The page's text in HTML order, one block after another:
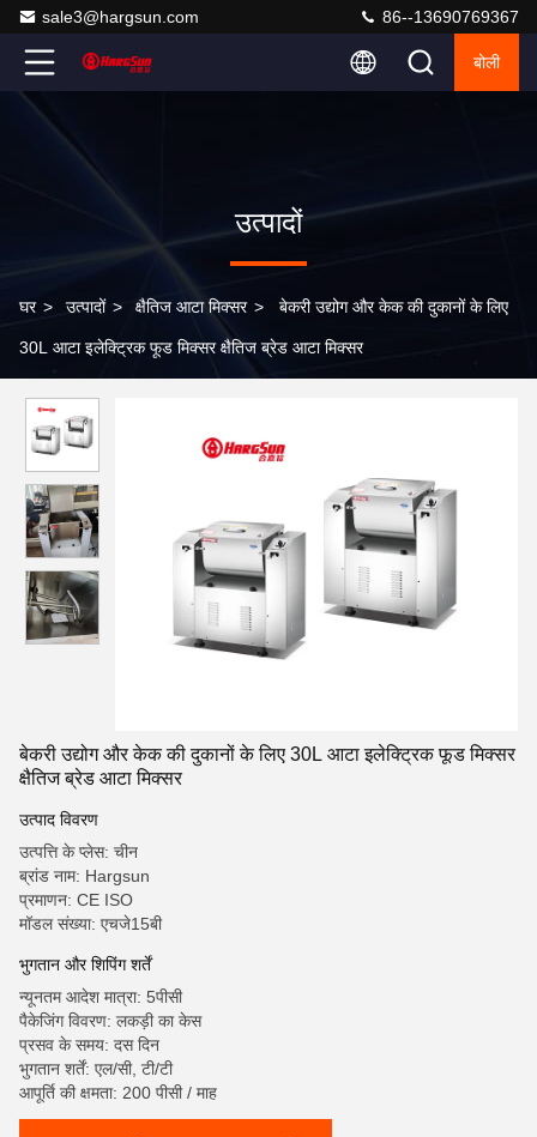
sale3@hargsun.com 86--13690769367
बोली
उत्पादों
घर > उत्पादों > क्षैतिज आटा मिक्सर > बेकरी उद्योग और केक की दुकानों के लिए
30L आटा इलेक्ट्रिक फूड मिक्सर क्षैतिज ब्रेड आटा मिक्सर
बेकरी उद्योग और केक की दुकानों के लिए 30L आटा इलेक्ट्रिक फूड मिक्सर
क्षैतिज ब्रेड आटा मिक्सर
उत्पाद विवरण
उत्पत्ति के प्लेस: चीन
ब्रांड नाम: Hargsun
प्रमाणन: CE ISO
मॉडल संख्या: एचजे15बी
भुगतान और शिपिंग शर्तें
न्यूनतम आदेश मात्रा: 5पीसी
पैकेजिंग विवरण: लकड़ी का केस
प्रसव के समय: दस दिन
भुगतान शर्तें: एल/सी, टी/टी
आपूर्ति की क्षमता: 200 पीसी / माह